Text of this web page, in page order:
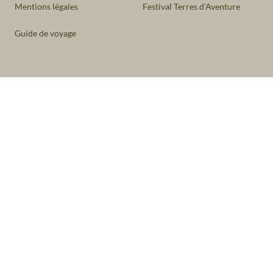
Mentions légales Festival Terres d'Aventure
Guide de voyage